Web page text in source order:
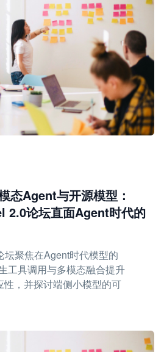
态Agent与开源模型：
2.0论坛直面Agent时代的
坛聚焦在Agent时代模型的
工具调用与多模态融合提升
，并探讨端侧小模型的可